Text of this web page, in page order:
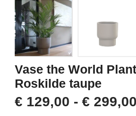
Vase the World
Roskilde taupe
€ 129,00 - € 299,00